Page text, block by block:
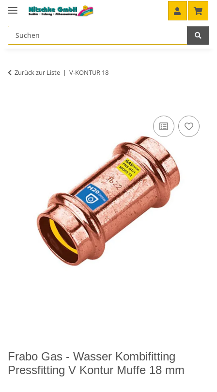
Zurück zur Liste V-KONTUR 18
Frabo Gas - Wasser Kombifitting
Pressfitting V Kontur Muffe 18 mm